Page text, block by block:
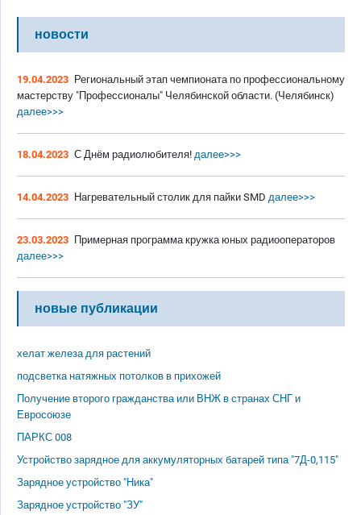
новости
19.04.2023 Региональный этап чемпионата по профессиональному
мастерству "Профессионалы" Челябинской области. (Челябинск)
далее>>>
18.04.2023 С Днём радиолюбителя! далее>>>
14.04.2023 Нагревательный столик для пайки SMD далее>>>
23.03.2023 Примерная программа кружка юных радиооператоров
далее>>>
новые публикации
хелат железа для растений
подсветка натяжных потолков в прихожей
Получение второго гражданства или ВНЖ в странах СНГ и
Евросоюзе
ПАРКС 008
Устройство зарядное для аккумуляторных батарей типа "7Д-0,115"
Зарядное устройство "Ника"
Зарядное устройство "ЗУ"